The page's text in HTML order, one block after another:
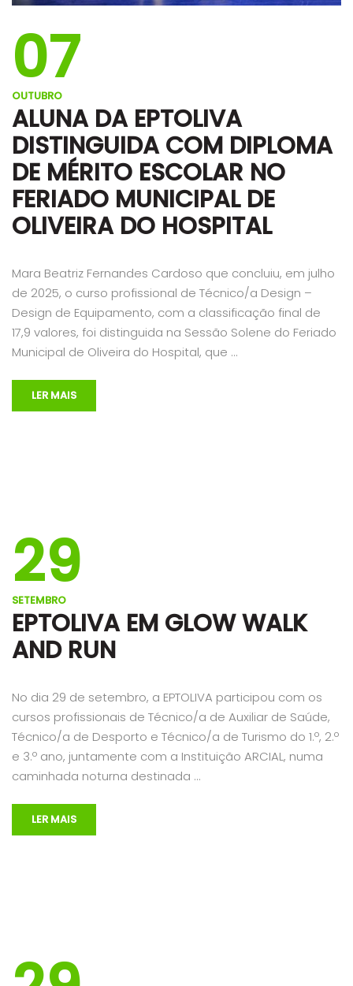
07
OUTUBRO
ALUNA DA EPTOLIVA
DISTINGUIDA COM DIPLOMA
DE MÉRITO ESCOLAR NO
FERIADO MUNICIPAL DE
OLIVEIRA DO HOSPITAL
Mara Beatriz Fernandes Cardoso que concluiu, em julho
de 2025, o curso profissional de Técnico/a Design –
Design de Equipamento, com a classificação final de
17,9 valores, foi distinguida na Sessão Solene do Feriado
Municipal de Oliveira do Hospital, que …
LER MAIS
29
SETEMBRO
EPTOLIVA EM GLOW WALK
AND RUN
No dia 29 de setembro, a EPTOLIVA participou com os
cursos profissionais de Técnico/a de Auxiliar de Saúde,
Técnico/a de Desporto e Técnico/a de Turismo do 1.º, 2.º
e 3.º ano, juntamente com a Instituição ARCIAL, numa
caminhada noturna destinada …
LER MAIS